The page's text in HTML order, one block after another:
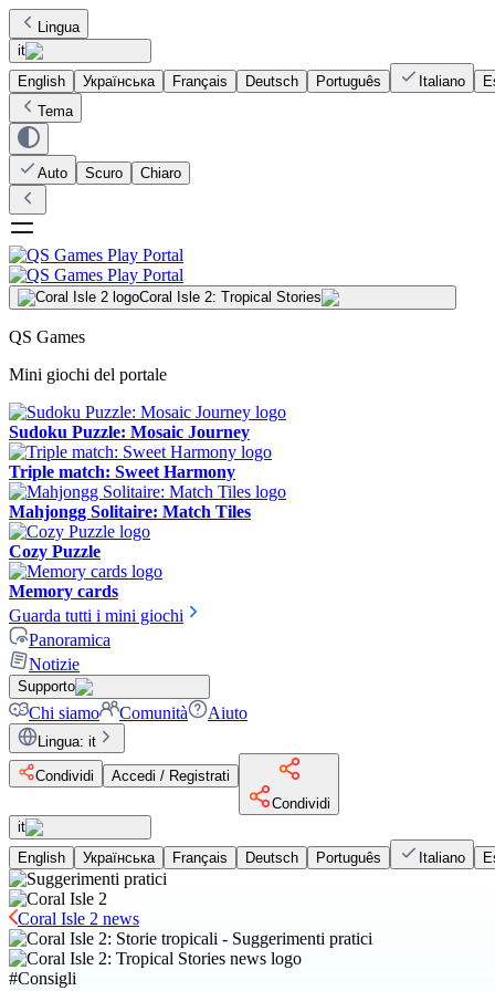
Lingua
it
English
Українська Français Deutsch Português Italiano
Tema
Auto Scuro Chiaro
Coral Isle 2: Tropical Stories
QS Games
Mini giochi del portale
Sudoku Puzzle: Mosaic Journey
Triple match: Sweet Harmony
Mahjongg Solitaire: Match Tiles
Cozy Puzzle
Memory cards
Guarda tutti i mini giochi
Panoramica
Notizie
Supporto
Chi siamo Comunità Aiuto
Lingua: it
Condividi
Accedi / Registrati
Condividi
it
English
Українська Français Deutsch Português Italiano
Coral Isle 2 news
#Consigli